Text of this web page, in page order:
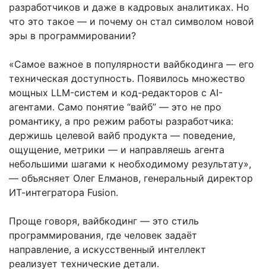
разработчиков и даже в кадровых аналитиках. Но
что это такое — и почему он стал символом новой
эры в программировании?
«Самое важное в популярности вайбкодинга — его
техническая доступность. Появилось множество
мощных LLM-систем и код-редакторов с AI-
агентами. Само понятие “вайб” — это не про
романтику, а про режим работы разработчика:
держишь целевой вайб продукта — поведение,
ощущение, метрики — и направляешь агента
небольшими шагами к необходимому результату»,
— объясняет Олег Елманов, генеральный директор
ИТ-интегратора Fusion.
Проще говоря, вайбкодинг — это стиль
программирования, где человек задаёт
направление, а искусственный интеллект
реализует технические детали.